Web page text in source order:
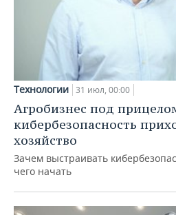
Технологии 31 июл, 00:00
Агробизнес под
кибербезопасность
хозяйство
Зачем выстраивать
чего начать